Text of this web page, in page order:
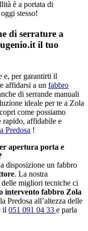
è a portata di
stesso!
di serrature a
il tuo
e, per garantirti il
affidarsi a un fabbro
di serrande manuali
ideale per te a Zola
come possiamo
rapido, affidabile e
Predosa !
apertura porta e
disposizione un fabbro
. La nostra
delle migliori tecniche ci
intervento fabbro Zola
Predosa all’altezza delle
il 051 091 04 33 e parla